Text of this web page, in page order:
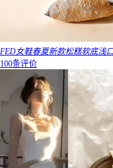
FED女鞋春夏新款松糕软底浅
100条评价